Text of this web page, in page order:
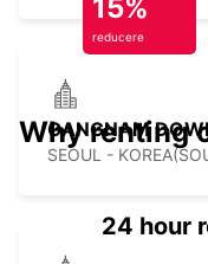
GANGNAM
SEOUL -
15%
reducere
Why renting
24 hour